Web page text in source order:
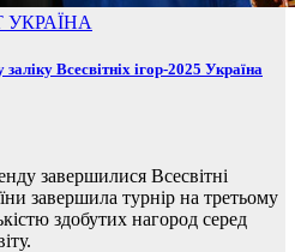
УКРАЇНА
Всесвітніх ігор-2025 Україна
завершилися Всесвітні
завершила турнір на третьому
здобутих нагород серед